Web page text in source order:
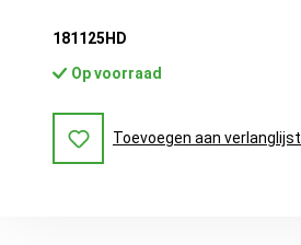
181125HD
Op voorraad
Toevoegen aan verlanglijst